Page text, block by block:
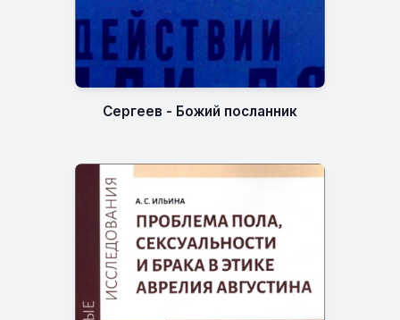
Сергеев - Божий посланник